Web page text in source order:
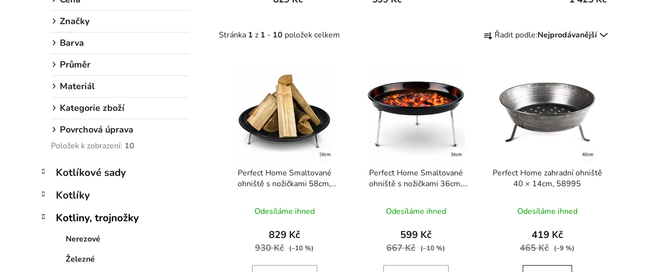
Značky
Barva
Průměr
Materiál
Kategorie zboží
Povrchová úprava
Položek k zobrazení: 10
Přeskočit
kategorie
K
a
e
o
Kotlíkové sady
Kotlíky
Kotliny, trojnožky
Nerezové
Železné
Stránka 1 z 1 - 10 položek celkem
a Řadit podle:Nejprodávanější
Perfect Home Smaltované
ohniště s nožičkami 58cm,
Odesíláme ihned
829 Kč
930 Kč (–10 %)
Perfect Home Smaltované
ohniště s nožičkami 36cm,
Odesíláme ihned
599 Kč
667 Kč (–10 %)
Perfect Home zahradní ohniště
40 × 14cm, 58995
Odesíláme ihned
419 Kč
465 Kč (–9 %)